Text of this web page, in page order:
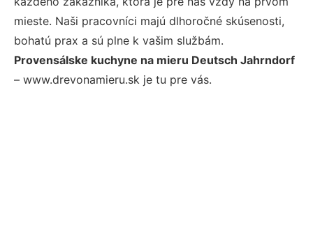
mieste. Naši pracovníci majú dlhoročné skúsenosti,
bohatú prax a sú plne k vašim službám.
Provensálske kuchyne na mieru Deutsch Jahrndorf
– www.drevonamieru.sk je tu pre vás.